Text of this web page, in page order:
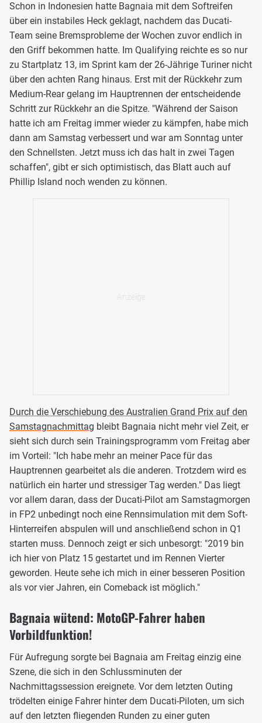
Schon in Indonesien hatte Bagnaia mit dem Softreifen
über ein instabiles Heck geklagt, nachdem das Ducati-
Team seine Bremsprobleme der Wochen zuvor endlich in
den Griff bekommen hatte. Im Qualifying reichte es so nur
zu Startplatz 13, im Sprint kam der 26-Jährige Turiner nicht
über den achten Rang hinaus. Erst mit der Rückkehr zum
Medium-Rear gelang im Hauptrennen der entscheidende
Schritt zur Rückkehr an die Spitze. "Während der Saison
hatte ich am Freitag immer wieder zu kämpfen, habe mich
dann am Samstag verbessert und war am Sonntag unter
den Schnellsten. Jetzt muss ich das halt in zwei Tagen
schaffen", gibt er sich optimistisch, das Blatt auch auf
Phillip Island noch wenden zu können.
Durch die Verschiebung des Australien Grand Prix auf den
Samstagnachmittag bleibt Bagnaia nicht mehr viel Zeit, er
sieht sich durch sein Trainingsprogramm vom Freitag aber
im Vorteil: "Ich habe mehr an meiner Pace für das
Hauptrennen gearbeitet als die anderen. Trotzdem wird es
natürlich ein harter und stressiger Tag werden." Das liegt
vor allem daran, dass der Ducati-Pilot am Samstagmorgen
in FP2 unbedingt noch eine Rennsimulation mit dem Soft-
Hinterreifen abspulen will und anschließend schon in Q1
starten muss. Dennoch zeigt er sich unbesorgt: "2019 bin
ich hier von Platz 15 gestartet und im Rennen Vierter
geworden. Heute sehe ich mich in einer besseren Position
als vor vier Jahren, ein Comeback ist möglich."
Bagnaia wütend: MotoGP-Fahrer haben
Vorbildfunktion!
Für Aufregung sorgte bei Bagnaia am Freitag einzig eine
Szene, die sich in den Schlussminuten der
Nachmittagssession ereignete. Vor dem letzten Outing
trödelten einige Fahrer hinter dem Ducati-Piloten, um sich
auf den letzten fliegenden Runden zu einer guten